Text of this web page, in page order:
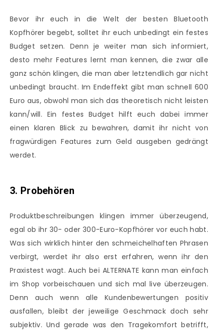
Bevor ihr euch in die Welt der besten Bluetooth
Kopfhörer begebt, solltet ihr euch unbedingt ein festes
Budget setzen. Denn je weiter man sich informiert,
desto mehr Features lernt man kennen, die zwar alle
ganz schön klingen, die man aber letztendlich gar nicht
unbedingt braucht. Im Endeffekt gibt man schnell 600
Euro aus, obwohl man sich das theoretisch nicht leisten
kann/will. Ein festes Budget hilft euch dabei immer
einen klaren Blick zu bewahren, damit ihr nicht von
fragwürdigen Features zum Geld ausgeben gedrängt
werdet.
3. Probehören
Produktbeschreibungen klingen immer überzeugend,
egal ob ihr 30- oder 300-Euro-Kopfhörer vor euch habt.
Was sich wirklich hinter den schmeichelhaften Phrasen
verbirgt, werdet ihr also erst erfahren, wenn ihr den
Praxistest wagt. Auch bei ALTERNATE kann man einfach
im Shop vorbeischauen und sich mal live überzeugen.
Denn auch wenn alle Kundenbewertungen positiv
ausfallen, bleibt der jeweilige Geschmack doch sehr
subjektiv. Und gerade was den Tragekomfort betrifft,